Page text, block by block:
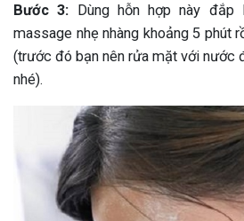
Bước 3: Dùng hỗn hợp này đắp
massage nhẹ nhàng khoảng 5 phút
(trước đó bạn nên rửa mặt với nước
nhé).